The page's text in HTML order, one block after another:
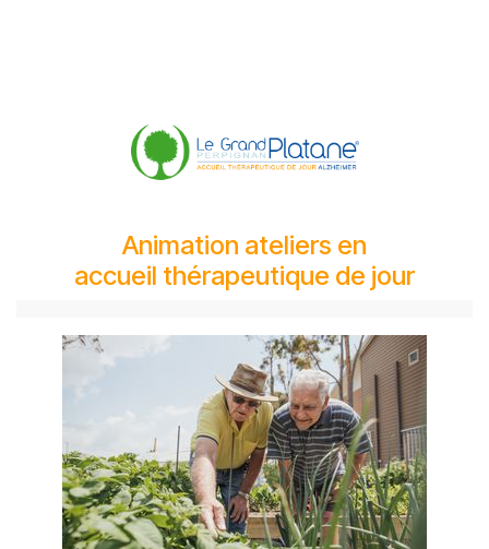
Animation ateliers en
accueil thérapeutique de jour